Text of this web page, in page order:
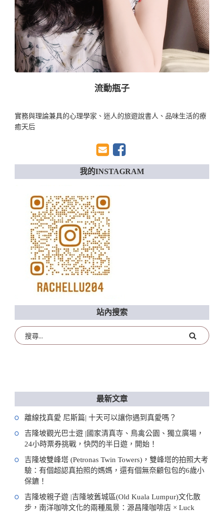
流動瓶子
實務與理論兼具的心理學家、迷人的旅遊說書人、品味生活的療
癒天后
我的INSTAGRAM
站內搜索
最新文章
離線找真愛 尼斯篇| 十天可以讓你遇到真愛嗎？
吉隆坡觀光巴士遊 |國家清真寺、鳥禽公園、獨立廣場，
24小時票券挑戰，快閃的半日遊，開始！
吉隆坡雙峰塔 (Petronas Twin Towers)，雙峰塔的拍照大考
驗：有個超認真拍照的媽媽，還有個無奈顧包包的6歲小
保鑣！
吉隆坡親子遊 |吉隆坡舊城區(Old Kuala Lumpur)文化散
步，南洋咖啡文化的兩種風景：源昌隆咖啡店 × Luck